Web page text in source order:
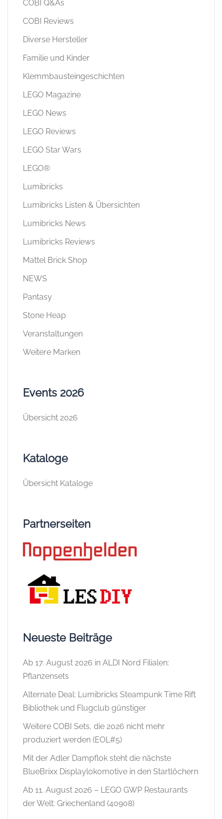
COBI Q&As
COBI Reviews
Diverse Hersteller
Familie und Kinder
Klemmbausteingeschichten
LEGO Magazine
LEGO News
LEGO Reviews
LEGO Star Wars
LEGO®
Lumibricks
Lumibricks Listen & Übersichten
Lumibricks News
Lumibricks Reviews
Mattel Brick Shop
NEWS
Pantasy
Stone Heap
Veranstaltungen
Weitere Marken
Events 2026
Übersicht 2026
Kataloge
Übersicht Kataloge
Partnerseiten
Neueste Beiträge
Ab 17. August 2026 in ALDI Nord Filialen:
Pflanzensets
Alternate Deal: Lumibricks Steampunk Time Rift
Bibliothek und Flugclub günstiger
Weitere COBI Sets, die 2026 nicht mehr
produziert werden (EOL#5)
Mit der Adler Dampflok steht die nächste
BlueBrixx Displaylokomotive in den Startlöchern
Ab 11. August 2026 – LEGO GWP Restaurants
der Welt: Griechenland (40908)